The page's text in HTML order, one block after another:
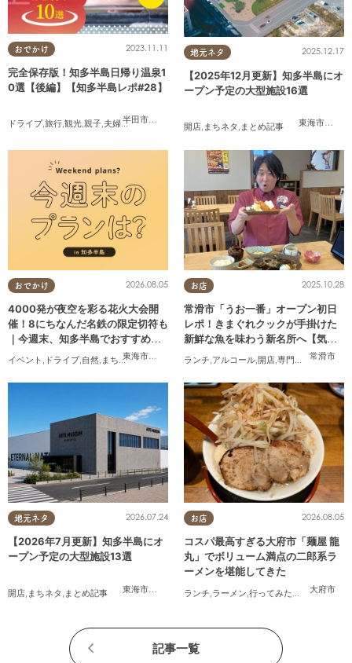
おでかけ
半田市
,常滑市
2023.11.11
完全保存版！知多半島日帰り温泉1
0選【後編】【知多半島レポ#28】
ドライブ,旅行,観光,親子,夫婦,家族,知多半島レポ
地元ネタ
東海市
,大府
2025.12.17
【2025年12月更新】知多半島にオ
ープン予定の大型施設16選
開店, まちネタ , まとめ記事
おでかけ
東海市大府市 東浦町, 半田市,美浜町
2026.08.05
4000発が夜空を彩る花火大会開
催！8にちなんだ名鉄の限定切符も
｜今週末、知多半島でおすすめの
プラン【8/8(土)・9(日)】
イベント , ドライブ,自然, まちネタ ,季節ネタ 親子 ,家族
お店
常滑市
2025.10.28
常滑市「うお一番」オープン初日
レポ！きまぐれクックが手掛けた
新鮮な魚を味わう新名所へ【気に
なるリサーチ#31】
ランチ,アルコール,開店,専門店 気になる
地元ネタ
東海市大府市 知多市, 美浜町 ,南知多町
2026.07.24
【2026年7月更新】知多半島にオ
ープン予定の大型施設13選
開店, まちネタ , まとめ記事
お店
大府市
2026.08.05
コスパ最高すぎる大府市「麺屋 龍
丸」でボリューム満点の二郎系ラ
ーメンを堪能してきた
ランチ,ラーメン,行ってみたレポ ,おひとり
記事一覧